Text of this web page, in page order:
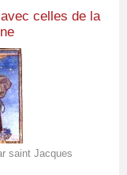
celles de la
saint Jacques